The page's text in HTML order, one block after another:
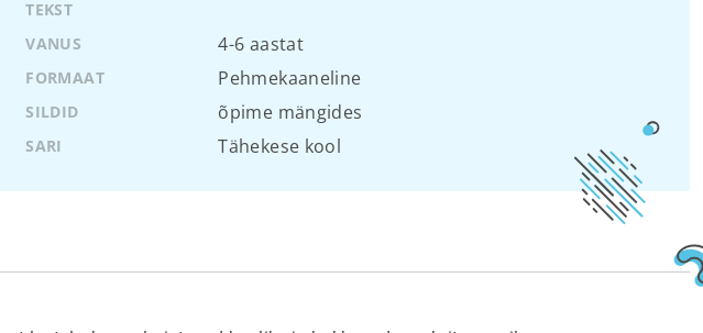
TEKST
VANUS 4-6 aastat
FORMAAT Pehmekaaneline
SILDID õpime mängides
SARI Tähekese kool